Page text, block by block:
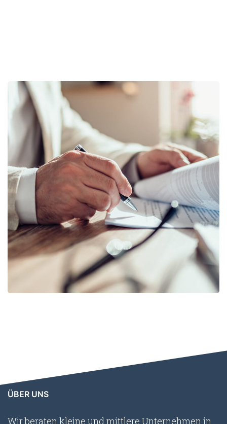
Business Planning
BUSINESS/STARTUP
ÜBER UNS
Wir beraten kleine und mittlere Unternehmen in